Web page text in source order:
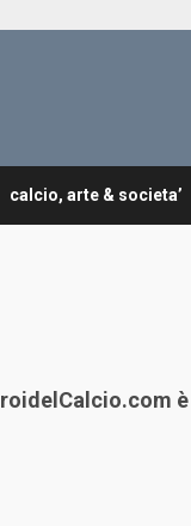
calcio, arte & societa’